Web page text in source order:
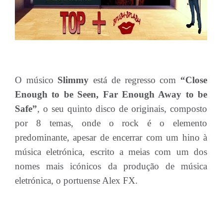
O músico Slimmy está de regresso com “Close
Enough to be Seen, Far Enough Away to be
Safe”, o seu quinto disco de originais, composto
por 8 temas, onde o rock é o elemento
predominante, apesar de encerrar com um hino à
música eletrónica, escrito a meias com um dos
nomes mais icónicos da produção de música
eletrónica, o portuense Alex FX.